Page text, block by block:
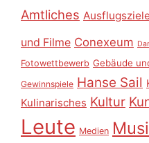
Amtliches
und Filme Conexeum
Fotowettbewerb Gebäude
Gewinnspiele Hanse Sail
Kulinarisches Kultur
Leute Medien